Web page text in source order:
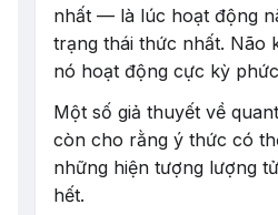
nhất — là lúc hoạt động
trạng thái thức nhất. Não
nó hoạt động cực kỳ
Một số giả thuyết về
còn cho rằng ý thức có
những hiện tượng lượng
hết.